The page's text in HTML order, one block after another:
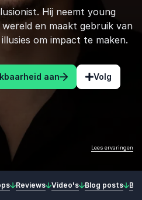
Hij neemt young
en maakt gebruik van
om impact te maken.
aan Volg
Lees ervaringen
Reviews Video's Blog posts